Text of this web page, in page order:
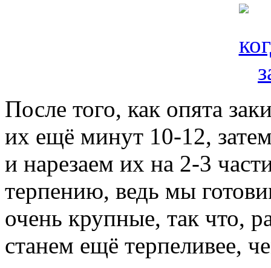
После того, как опята
их ещё минут 10-12,
и нарезаем их на 2-3
терпению, ведь мы
очень крупные, так что,
станем ещё терпеливее,